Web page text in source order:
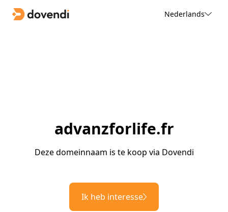
Nederlands
advanzforlife.fr
Deze domeinnaam is te koop via Dovendi
Ik heb interesse